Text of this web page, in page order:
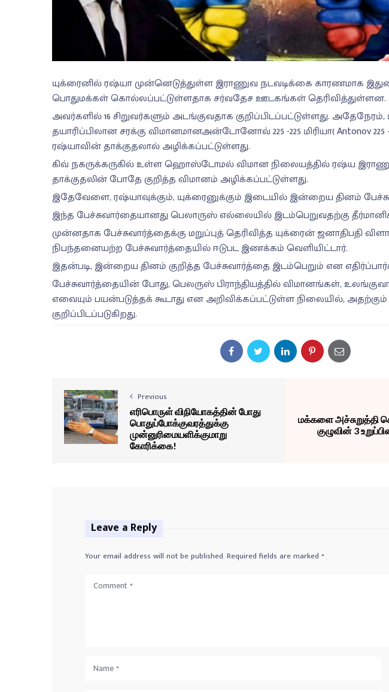
யுக்ரைனில் ரஷ்யா முன்னெடுத்துள்ள இராணுவ நடவடிக்கை காரணமாக
பொதுமக்கள் கொல்லப்பட்டுள்ளதாக சர்வதேச ஊடகங்கள் தெரிவித்துள்ளன.
அவர்களில் 16 சிறுவர்களும் அடங்குவதாக குறிப்பிடப்பட்டுள்ளது.
தயாரிப்பிலான சரக்கு விமானமானஅன்டோனோவ் 225 -225 மிரியா( Antonov 225
ரஷ்யாவின் தாக்குதலால் அழிக்கப்பட்டுள்ளது.
கிவ் நகருக்கருகில் உள்ள ஹொஸ்டோமல் விமான நிலையத்தில் ரஷ்ய
தாக்குதலின் போதே குறித்த விமானம் அழிக்கப்பட்டுள்ளது.
இதேவேளை, ரஷ்யாவுக்கும், யுக்ரைனுக்கும் இடையில் இன்றைய தினம்
இந்த பேச்சுவார்தையானது பெலாருஸ் எல்லையில் இடம்பெறுவதற்கு
முன்னதாக பேச்சுவார்த்தைக்கு மறுப்புத் தெரிவித்த யுக்ரைன் ஜனாதிபதி
நிபந்தனையற்ற பேச்சுவார்த்தையில் ஈடுபட இணக்கம் வெளியிட்டார்.
இதன்படி, இன்றைய தினம் குறித்த பேச்சுவார்த்தை இடம்பெறும் என
பேச்சுவார்த்தையின் போது, பெலருஸ் பிராந்தியத்தில் விமானங்கள்,
எவையும் பயன்படுத்தக் கூடாது என அறிவிக்கப்பட்டுள்ள நிலையில்,
குறிப்பிடப்படுகிறது.
Previous
எரிபொருள் விநியோகத்தின் போது
பொதுப்போக்குவரத்துக்கு
முன்னுரிமையளிக்குமாறு
கோரிக்கை!
மக்களை அச்சுறுத்தி
குழுவின் 3
Leave a Reply
Your email address will not be published.Required fields are marked *